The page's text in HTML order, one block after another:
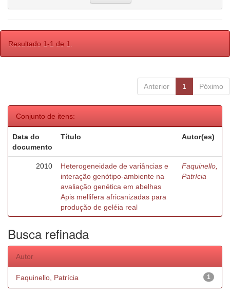
Resultado 1-1 de 1.
Anterior 1 Póximo
Conjunto de itens:
Data do
documento
Título Autor(es)
2010
Heterogeneidade de variâncias e
interação genótipo-ambiente na
avaliação genética em abelhas
Apis mellifera africanizadas para
produção de geléia real
Faquinello,
Patrícia
Busca refinada
Autor
1
Faquinello, Patrícia